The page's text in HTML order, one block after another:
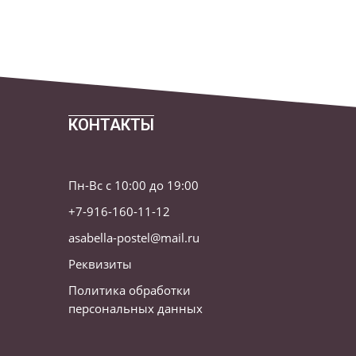
КОНТАКТЫ
Пн-Вс с 10:00 до 19:00
+7-916-160-11-12
asabella-postel@mail.ru
Реквизиты
Политика обработки
персональных данных